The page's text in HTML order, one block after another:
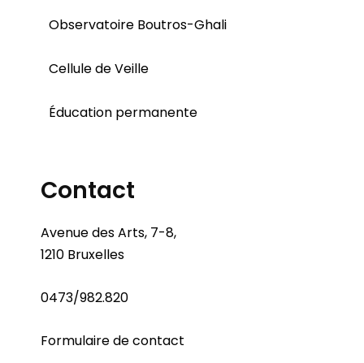
Observatoire Boutros-Ghali
Cellule de Veille
Éducation permanente
Contact
Avenue des Arts, 7-8,
1210 Bruxelles
0473/982.820
Formulaire de contact